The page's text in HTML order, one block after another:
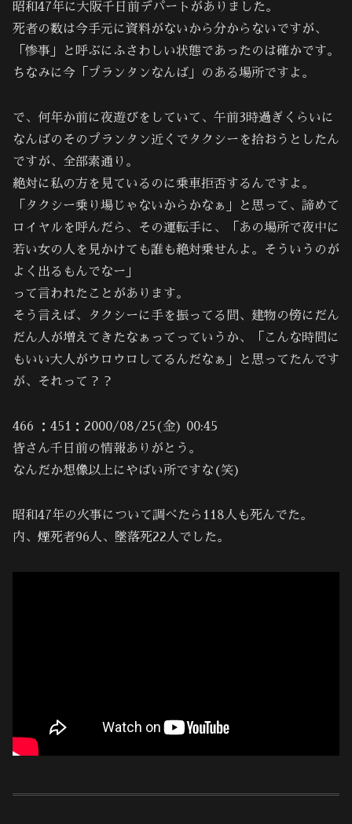
昭和47年に大阪千日前デパートがありました。
死者の数は今手元に資料がないから分からないですが、
「惨事」と呼ぶにふさわしい状態であったのは確かです。
ちなみに今「プランタンなんば」のある場所ですよ。
で、何年か前に夜遊びをしていて、午前3時過ぎくらいに
なんばのそのプランタン近くでタクシーを拾おうとしたん
ですが、全部素通り。
絶対に私の方を見ているのに乗車拒否するんですよ。
「タクシー乗り場じゃないからかなぁ」と思って、諦めて
ロイヤルを呼んだら、その運転手に、「あの場所で夜中に
若い女の人を見かけても誰も絶対乗せんよ。そういうのが
よく出るもんでなー」
って言われたことがあります。
そう言えば、タクシーに手を振ってる間、建物の傍にだん
だん人が増えてきたなぁってっていうか、「こんな時間に
もいい大人がウロウロしてるんだなぁ」と思ってたんです
が、それって？？
466 ：451：2000/08/25(金) 00:45
皆さん千日前の情報ありがとう。
なんだか想像以上にやばい所ですな(笑)
昭和47年の火事について調べたら118人も死んでた。
内、煙死者96人、墜落死22人でした。